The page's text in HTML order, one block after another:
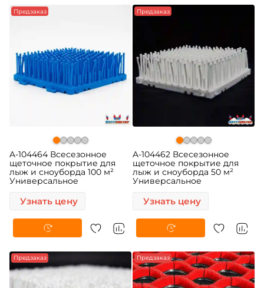
Предзаказ
A-104464 Всесезонное
щеточное покрытие для
лыж и сноуборда 100 м²
Универсальное
Узнать цену
Предзаказ
A-104462 Всесезонное
щеточное покрытие для
лыж и сноуборда 50 м²
Универсальное
Узнать цену
Предзаказ Предзаказ